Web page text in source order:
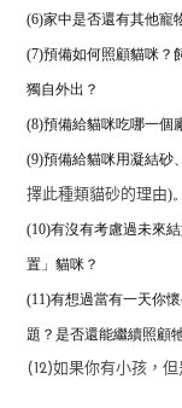
(6)家中是否還有其他寵
(7)預備如何照顧貓咪？
獨自外出？
(8)預備給貓咪吃哪一個
(9)預備給貓咪用凝結砂
擇此種類貓砂的理由)。
(10)有沒有考慮過未來
置」貓咪？
(11)有想過當有一天你
題？是否還能繼續照顧
(12)如果你有小孩，